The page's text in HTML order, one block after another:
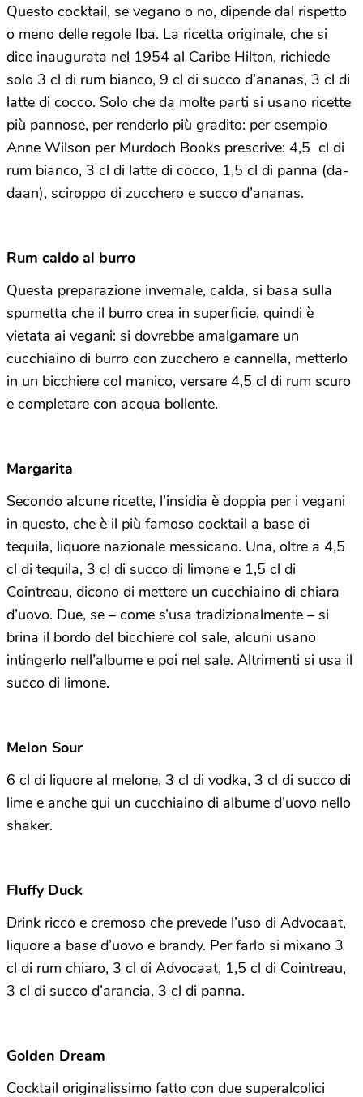
Questo cocktail, se vegano o no, dipende dal rispetto
o meno delle regole Iba. La ricetta originale, che si
dice inaugurata nel 1954 al Caribe Hilton, richiede
solo 3 cl di rum bianco, 9 cl di succo d’ananas, 3 cl di
latte di cocco. Solo che da molte parti si usano ricette
più pannose, per renderlo più gradito: per esempio
Anne Wilson per Murdoch Books prescrive: 4,5 cl di
rum bianco, 3 cl di latte di cocco, 1,5 cl di panna (da-
daan), sciroppo di zucchero e succo d’ananas.
Rum caldo al burro
Questa preparazione invernale, calda, si basa sulla
spumetta che il burro crea in superficie, quindi è
vietata ai vegani: si dovrebbe amalgamare un
cucchiaino di burro con zucchero e cannella, metterlo
in un bicchiere col manico, versare 4,5 cl di rum scuro
e completare con acqua bollente.
Margarita
Secondo alcune ricette, l’insidia è doppia per i vegani
in questo, che è il più famoso cocktail a base di
tequila, liquore nazionale messicano. Una, oltre a 4,5
cl di tequila, 3 cl di succo di limone e 1,5 cl di
Cointreau, dicono di mettere un cucchiaino di chiara
d’uovo. Due, se – come s’usa tradizionalmente – si
brina il bordo del bicchiere col sale, alcuni usano
intingerlo nell’albume e poi nel sale. Altrimenti si usa il
succo di limone.
Melon Sour
6 cl di liquore al melone, 3 cl di vodka, 3 cl di succo di
lime e anche qui un cucchiaino di albume d’uovo nello
shaker.
Fluffy Duck
Drink ricco e cremoso che prevede l’uso di Advocaat,
liquore a base d’uovo e brandy. Per farlo si mixano 3
cl di rum chiaro, 3 cl di Advocaat, 1,5 cl di Cointreau,
3 cl di succo d’arancia, 3 cl di panna.
Golden Dream
Cocktail originalissimo fatto con due superalcolici